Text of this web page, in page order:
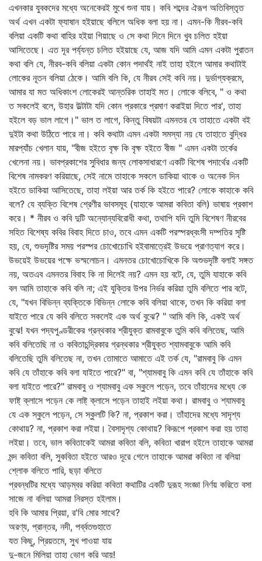
এখনকার যুবকদের মধ্যে অনেকেরই মুখে শুনা যায়। কবি শব্দের ঐরূপ অতিবিস্তৃত
অর্থ এখন একটা ফ্যাষান হইয়াছে বলিলে অধিক বলা হয় না। এমন-কি নীরব-কবি
বলিয়া একটি কথা বাহির হইয়া গিয়াছে ও সে কথা দিনে দিনে খুব চলিত হইয়া
আসিতেছে। এত দূর পর্য্যন্ত চলিত হইয়াছে যে, আজ যদি আমি এমন একটা পুরাতন
কথা বলি যে, নীরব-কবি বলিয়া একটা কোন পদার্থই নাই তাহা হইলে আমার কথাটাই
লোকের নূতন বলিয়া ঠেকে। আমি বলি কি, যে নীরব সেই কবি নয়। দুর্ভাগ্যক্রমে,
আমার যা মত অধিকাংশ লোকেরই আন্তরিক তাহাই মত। লোকে বলিবে, " ও কথা
ত সকলেই বলে, উহার উল্টাটা যদি কোন প্রকারে প্রমাণ করাইয়া দিতে পার', তাহা
হইলে বড় ভাল লাগে।" ভাল ত লাগে, কিন্তু বিষয়টা এমনতর যে তাহাতে একটা বই
দুইটা কথা উঠিতে পারে না। কবি কথাটা এমন একটা সমস্যা নয় যে তাহাতে বুদ্ধির
মারপ্যাঁচ খেলান যায়, "বীজ হইতে বৃক্ষ কি বৃক্ষ হইতে বীজ " এমন একটা তর্কের
খেলেনা নয়। ভাবপ্রকাশের সুবিধার জন্য লোকসাধারণে একটি বিশেষ পদার্থের একটি
বিশেষ নামকরণ করিয়াছে, সেই নামে তাহাকে সকলে ডাকিয়া থাকে ও অনেক দিন
হইতে ডাকিয়া আসিতেছে, তাহা লইয়া আর তর্ক কি হইতে পারে? লোকে কাহাকে কবি
বলে? যে ব্যক্তি বিশেষ শ্রেণীর ভাবসমূহ (যাহাকে আমরা কবিতা বলি) ভাষায় প্রকাশ
করে। * নীরব ও কবি দুটি অন্যোন্যবিরোধী কথা, তথাপি যদি তুমি বিশেষণ নীরবের
সহিত বিশেষ্য কবির বিবাহ দিতে চাও, তবে এমন একটি পরস্পরধ্বংসী দম্পতির সৃষ্টি
হয়, যে, শুভদৃষ্টির সময় পরস্পর চোখোচোখি হইবামাত্রেই উভয়ে প্রাণত্যাগ করে।
উভয়েই উভয়ের পক্ষে ভস্মলোচন। এমনতর চোখোচোখিকে কি অশুভদৃষ্টি বলাই সঙ্গত
নয়, অতএব এমনতর বিবাহ কি না দিলেই নয়? এমন হয় বটে, যে, তুমি যাহাকে কবি
বল আমি তাহাকে কবি বলি না; এই যুক্তির উপর নির্ভর করিয়া তুমি বলিতে পার বটে,
যে, "যখন বিভিন্ন ব্যক্তিকে বিভিন্ন লোকে কবি বলিয়া থাকে, তখন কি করিয়া বলা
যাইতে পারে যে কবি বলিতে সকলেই এক অর্থ বুঝে? " আমি বলি কি, একই অর্থ
বুঝে! যখন পদ্যপুণ্ডরীকের গ্রন্থকার শ্রীযুক্ত রামবাবুকে তুমি কবি বলিতেছ, আমি
কবি বলিতেছি না ও কবিতাচন্দ্রিকার গ্রন্থকার শ্রীযুক্ত শ্যামবাবুকে আমি কবি
বলিতেছি তুমি বলিতেছ না, তখন তোমাতে আমাতে এই তর্ক যে, "রামবাবু কি এমন
কবি যে তাঁহাকে কবি বলা যাইতে পারে?" বা, "শ্যামবাবু কি এমন কবি যে তাঁহাকে কবি
বলা যাইতে পারে?" রামবাবু ও শ্যামবাবু এক স্কুলে পড়েন, তবে তাঁহাদের মধ্যে কে
ফাষ্ট্‌ ক্লাসে পড়েন কে লাষ্ট্‌ ক্লাসে পড়েন তাহাই লইয়া কথা। রামবাবু ও শ্যামবাবু
যে এক স্কুলে পড়েন, সে স্কুলটি কি? না, প্রকাশ করা। তাঁহাদের মধ্যে সাদৃশ্য
কোথায়? না, প্রকাশ করা লইয়া। বৈসাদৃশ্য কোথায়? কিরূপে প্রকাশ করা হয় তাহা
লইয়া। তবে, ভাল কবিতাকেই আমরা কবিতা বলি, কবিতা খারাপ হইলে তাহাকে আমরা
মন্দ কবিতা বলি, সুকবিতা হইতে আরও দূরে গেলে তাহাকে আমরা কবিতা না বলিয়া
শ্লোক বলিতে পারি, ছড়া বলিতে
প্রবন্ধটির মধ্যে আড়ম্বর করিয়া কবিতা কথাটির একটি দুরূহ সংজ্ঞা নির্ণয় করিতে বসা
সাজে না বলিয়া আমরা নিরস্ত হইলাম।
হবি কি আমার প্রিয়া, র'বি মোর সাথে?
অরণ্য, প্রান্তর, নদী, পর্ব্বতগুহাতে
যত কিছু, প্রিয়তমে, সুখ পাওয়া যায়
দু-জনে মিলিয়া তাহা ভোগ করি আয়!